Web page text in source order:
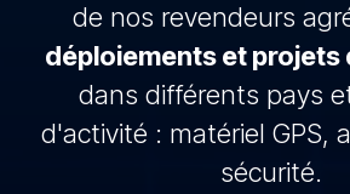
de nos revendeurs
déploiements et projets
dans différents pays
d'activité : matériel GPS,
sécurité.